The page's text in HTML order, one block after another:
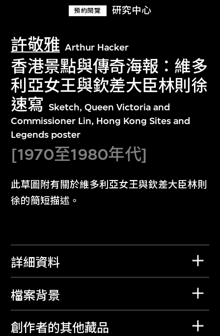
預約閱覽 研究中心
許敬雅 Arthur Hacker
香港景點與傳奇海報：維多
利亞女王與欽差大臣林則徐
速寫 Sketch, Queen Victoria and
Commissioner Lin, Hong Kong Sites and
Legends poster
[1970至1980年代]
此草圖附有關於維多利亞女王與欽差大臣林則
徐的簡短描述。
詳細資料
檔案背景
創作者的其他藏品
探索世界頂級的二十及二十一世紀視覺
文化藏品。